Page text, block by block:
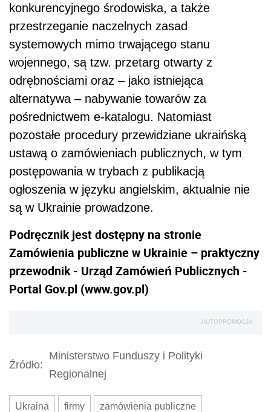
konkurencyjnego środowiska, a także
przestrzeganie naczelnych zasad
systemowych mimo trwającego stanu
wojennego, są tzw. przetarg otwarty z
odrębnościami oraz – jako istniejąca
alternatywa – nabywanie towarów za
pośrednictwem e-katalogu. Natomiast
pozostałe procedury przewidziane ukraińską
ustawą o zamówieniach publicznych, w tym
postępowania w trybach z publikacją
ogłoszenia w języku angielskim, aktualnie nie
są w Ukrainie prowadzone.
Podręcznik jest dostępny na stronie
Zamówienia publiczne w Ukrainie – praktyczny
przewodnik - Urząd Zamówień Publicznych -
Portal Gov.pl (www.gov.pl)
AUTOPROMOCJA
Źródło:
Ministerstwo Funduszy i Polityki
Regionalnej
Ukraina firmy zamówienia publiczne